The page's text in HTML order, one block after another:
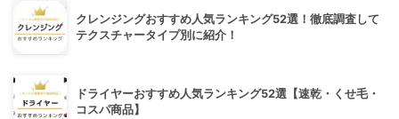
クレンジングおすすめ人気ランキング52選！徹底調査して
テクスチャータイプ別に紹介！
ドライヤーおすすめ人気ランキング52選【速乾・くせ毛・
コスパ商品】